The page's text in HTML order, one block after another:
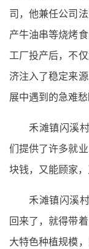
司，他兼任公司
产牛油串等烧烤
工厂投产后，不
济注入了稳定来
展中遇到的急难
禾滩镇闪溪
们提供了许多就
块钱，又能顾家
禾滩镇闪溪
回来了，就得带
大特色种植规模